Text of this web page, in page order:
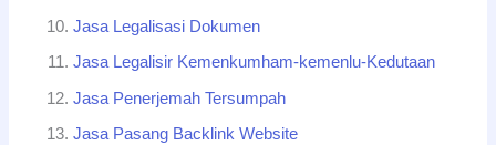
Jasa Legalisasi Dokumen
Jasa Legalisir Kemenkumham-kemenlu-Kedutaan
Jasa Penerjemah Tersumpah
Jasa Pasang Backlink Website